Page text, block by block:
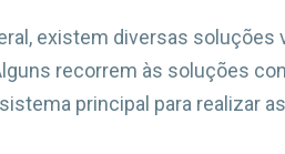
existem diversas
recorrem às soluções
principal para realizar